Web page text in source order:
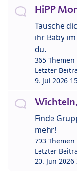
HiPP
Tausche
ihr Baby
du.
365
Letzter
9. Jul 2026
Finde
mehr!
793
Letzter
20. Jun 2026